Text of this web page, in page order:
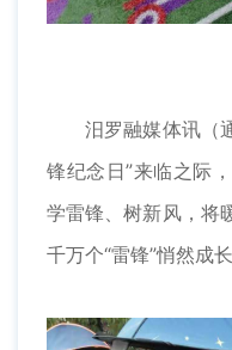
汨罗融媒体讯（
锋纪念日”来临之际
学雷锋、树新风，将
千万个“雷锋”悄然成长